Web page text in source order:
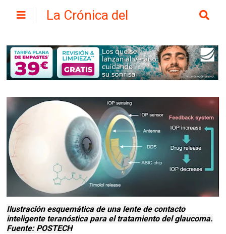
La Crónica del
Ilustración esquemática de una lente de contacto
inteligente teranóstica para el tratamiento del glaucoma.
Fuente: POSTECH